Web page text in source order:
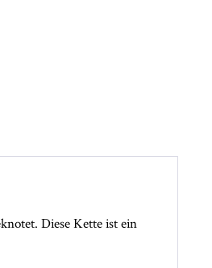
Diese Kette ist ein